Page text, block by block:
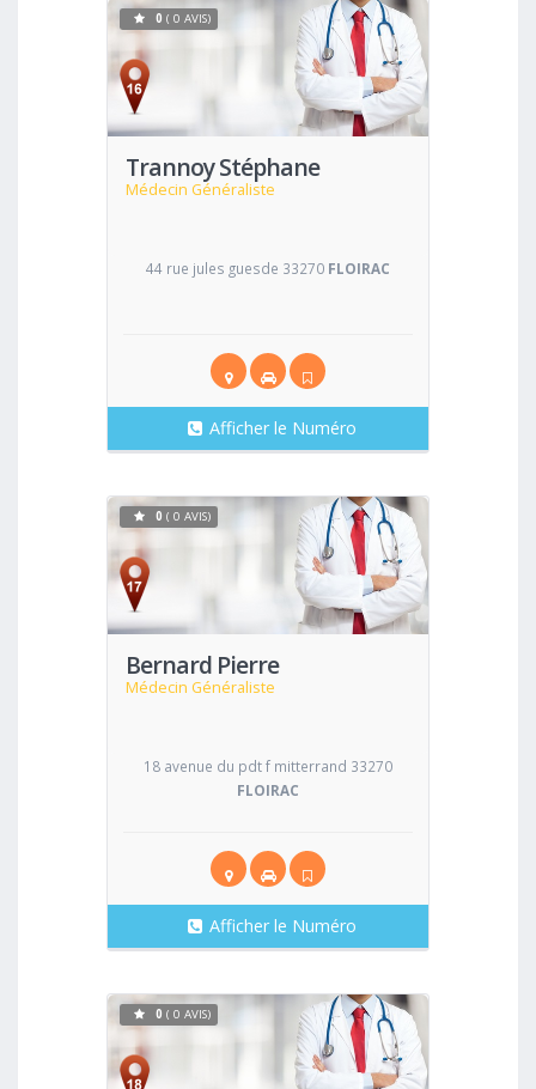
Trannoy Stéphane
Médecin Généraliste
Voir
0 ( 0 AVIS)
44 rue jules guesde 33270 FLOIRAC
Afficher le Numéro
Bernard Pierre
Médecin Généraliste
Voir
0 ( 0 AVIS)
18 avenue du pdt f mitterrand 33270
FLOIRAC
Afficher le Numéro
Voir
0 ( 0 AVIS)